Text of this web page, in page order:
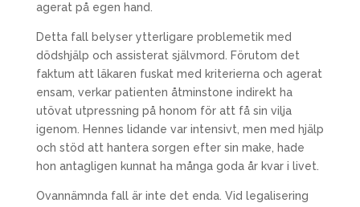
agerat på egen hand.
Detta fall belyser ytterligare problemetik med
dödshjälp och assisterat självmord. Förutom det
faktum att läkaren fuskat med kriterierna och agerat
ensam, verkar patienten åtminstone indirekt ha
utövat utpressning på honom för att få sin vilja
igenom. Hennes lidande var intensivt, men med hjälp
och stöd att hantera sorgen efter sin make, hade
hon antagligen kunnat ha många goda år kvar i livet.
Ovannämnda fall är inte det enda. Vid legalisering